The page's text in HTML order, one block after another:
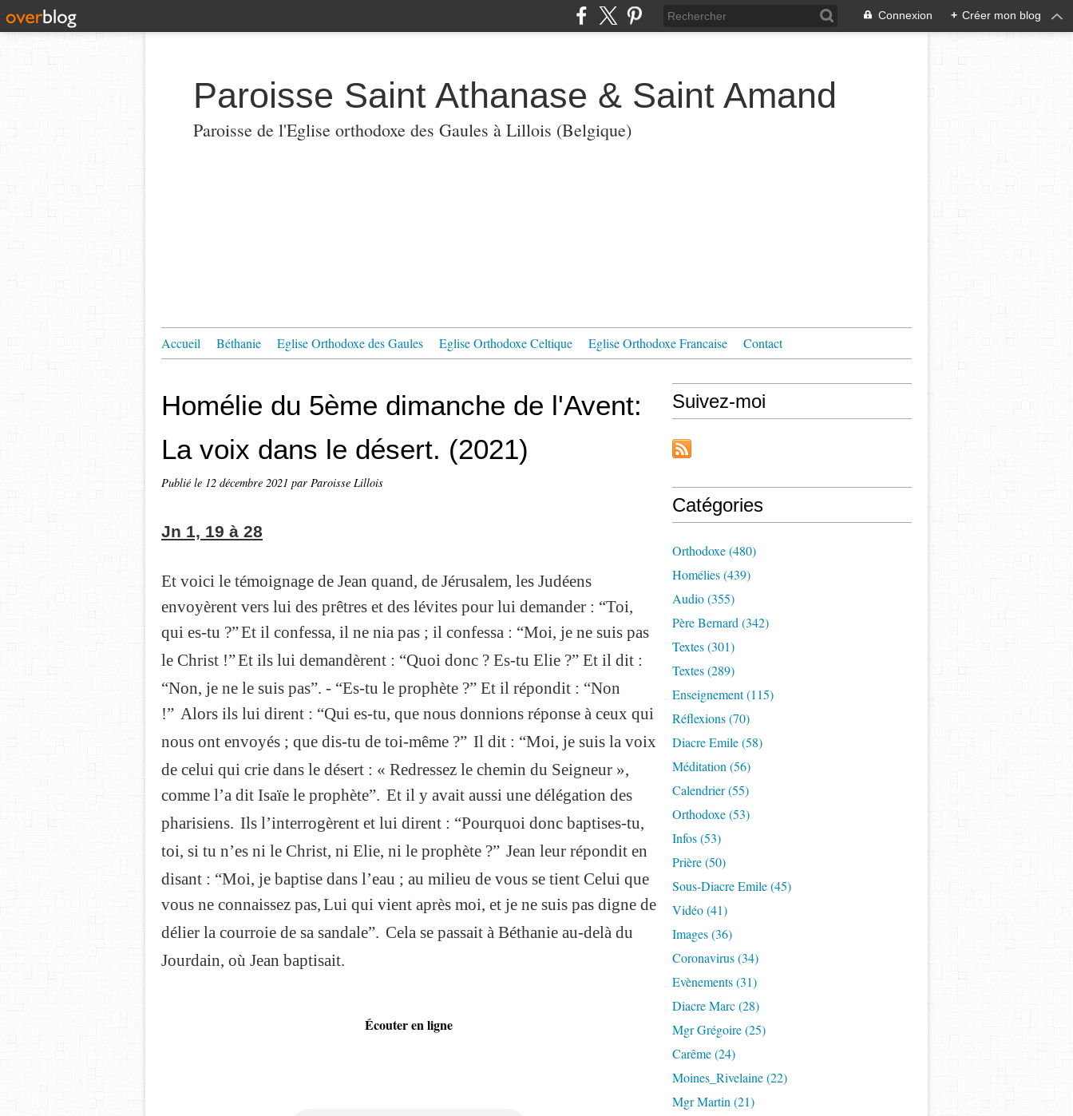
Connexion + Créer mon blog
Paroisse Saint Athanase & Saint Amand
Paroisse de l'Eglise orthodoxe des Gaules à Lillois (Belgique)
Accueil Béthanie Eglise Orthodoxe des Gaules Eglise Orthodoxe Celtique Eglise Orthodoxe Francaise Contact
Homélie du 5ème dimanche de l'Avent:
La voix dans le désert. (2021)
Publié le 12 décembre 2021 par Paroisse Lillois
Jn 1, 19 à 28
Et voici le témoignage de Jean quand, de Jérusalem, les Judéens
envoyèrent vers lui des prêtres et des lévites pour lui demander : “Toi,
qui es-tu ?”Et il confessa, il ne nia pas ; il confessa : “Moi, je ne suis pas
le Christ !”Et ils lui demandèrent : “Quoi donc ? Es-tu Elie ?” Et il dit :
“Non, je ne le suis pas”. - “Es-tu le prophète ?” Et il répondit : “Non
!” Alors ils lui dirent : “Qui es-tu, que nous donnions réponse à ceux qui
nous ont envoyés ; que dis-tu de toi-même ?” Il dit : “Moi, je suis la voix
de celui qui crie dans le désert : « Redressez le chemin du Seigneur »,
comme l’a dit Isaïe le prophète”. Et il y avait aussi une délégation des
pharisiens. Ils l’interrogèrent et lui dirent : “Pourquoi donc baptises-tu,
toi, si tu n’es ni le Christ, ni Elie, ni le prophète ?” Jean leur répondit en
disant : “Moi, je baptise dans l’eau ; au milieu de vous se tient Celui que
vous ne connaissez pas,Lui qui vient après moi, et je ne suis pas digne de
délier la courroie de sa sandale”. Cela se passait à Béthanie au-delà du
Jourdain, où Jean baptisait.
Écouter en ligne
Suivez-moi
Catégories
Orthodoxe (480)
Homélies (439)
Audio (355)
Père Bernard (342)
Textes (301)
Textes (289)
Enseignement (115)
Réflexions (70)
Diacre Emile (58)
Méditation (56)
Calendrier (55)
Orthodoxe (53)
Infos (53)
Prière (50)
Sous-Diacre Emile (45)
Vidéo (41)
Images (36)
Coronavirus (34)
Evènements (31)
Diacre Marc (28)
Mgr Grégoire (25)
Carême (24)
Moines_Rivelaine (22)
Mgr Martin (21)